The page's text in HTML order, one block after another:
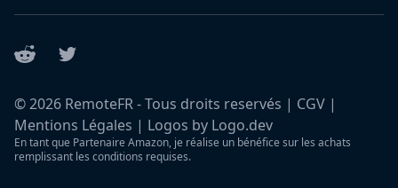
Reddit Twitter
©2026 RemoteFR - Tous droits reservés | CGV |
Mentions Légales | Logos by Logo.dev
En tant que Partenaire Amazon, je réalise un bénéfice sur les achats
remplissant les conditions requises.